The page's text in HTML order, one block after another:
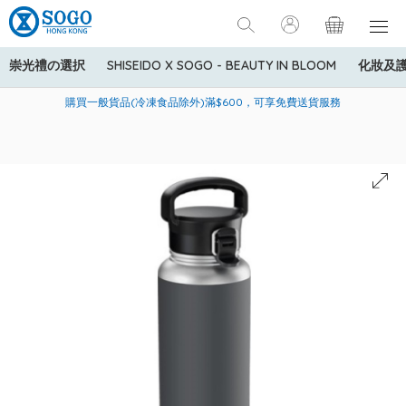
崇光禮の選択 SHISEIDO X SOGO - BEAUTY IN BLOOM 化妝及
美國運通Explorer®信用卡會員購物禮遇：高達5%簽賬回贈！
購買一般貨品(冷凍食品除外)滿$600，可享免費送貨服務
寄送中國內地服務只適用於指定商品，若訂單金額少於HK$600(折